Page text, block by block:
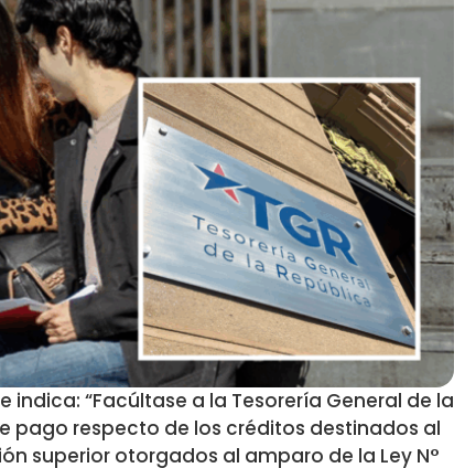
“Facúltase a la Tesorería General de la
pago respecto de los créditos destinados al
superior otorgados al amparo de la Ley N°